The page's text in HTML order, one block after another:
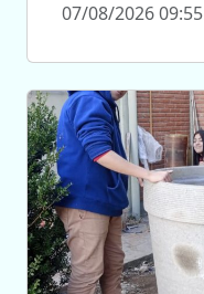
07/08/2026 09:55